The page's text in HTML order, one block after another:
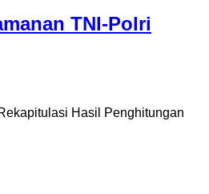
TNI-Polri
Hasil Penghitungan